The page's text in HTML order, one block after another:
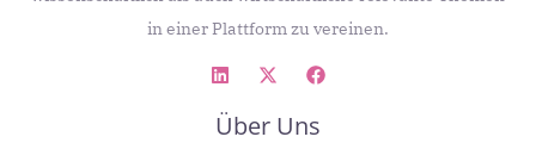
in einer Plattform zu vereinen.
Über Uns